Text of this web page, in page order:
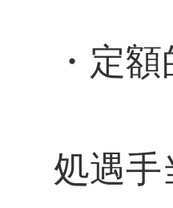
・定
処遇手